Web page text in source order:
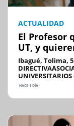
ACTUALIDAD
El Profesor
UT, y
Ibagué, Tolima,
UNIVERSITARIOS
HACE 1 DÍA